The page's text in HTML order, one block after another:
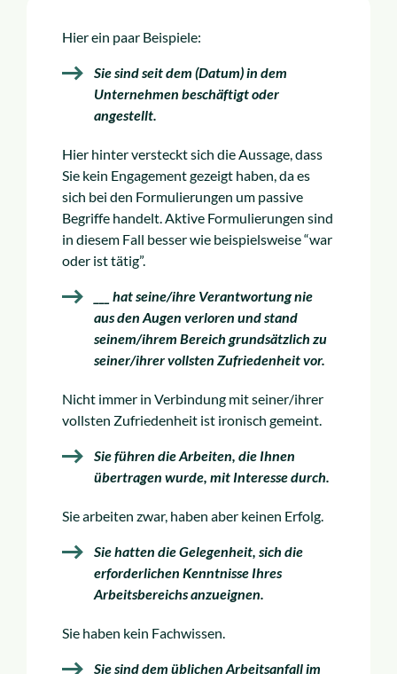
Hier ein paar Beispiele:
Sie sind seit dem (Datum) in dem
Unternehmen beschäftigt oder
angestellt.
Hier hinter versteckt sich die Aussage, dass
Sie kein Engagement gezeigt haben, da es
sich bei den Formulierungen um passive
Begriffe handelt. Aktive Formulierungen sind
in diesem Fall besser wie beispielsweise “war
oder ist tätig”.
___ hat seine/ihre Verantwortung nie
aus den Augen verloren und stand
seinem/ihrem Bereich grundsätzlich zu
seiner/ihrer vollsten Zufriedenheit vor.
Nicht immer in Verbindung mit seiner/ihrer
vollsten Zufriedenheit ist ironisch gemeint.
Sie führen die Arbeiten, die Ihnen
übertragen wurde, mit Interesse durch.
Sie arbeiten zwar, haben aber keinen Erfolg.
Sie hatten die Gelegenheit, sich die
erforderlichen Kenntnisse Ihres
Arbeitsbereichs anzueignen.
Sie haben kein Fachwissen.
Sie sind dem üblichen Arbeitsanfall im